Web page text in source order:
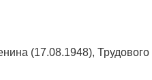
(17.08.1948),